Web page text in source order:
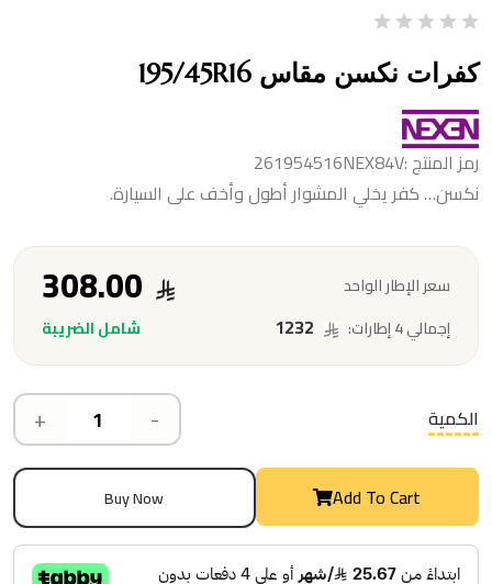
كفرات نكسن مقاس 195/45R16
رمز المنتج :261954516NEX84V
نكسن… كفر يخلي المشوار أطول وأخف على السيارة.
سعر الإطار الواحد
شامل الضريبة
إجمالي 4 إطارات:
-
+ الكمية
Add To Cart
Buy Now